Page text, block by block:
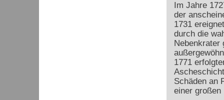
Im Jahre
der
1731
durch die
Nebenkrater
1771
Schäden an
einer großen